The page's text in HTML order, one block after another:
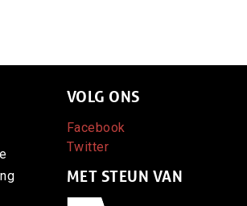
VOLG ONS
Facebook
Twitter
MET STEUN VAN